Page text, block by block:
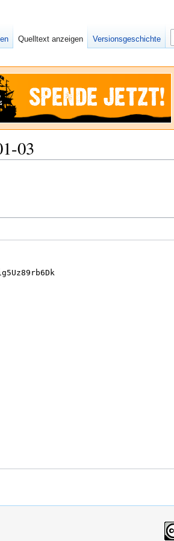
03
Quelltext anzeigen Versionsgeschichte